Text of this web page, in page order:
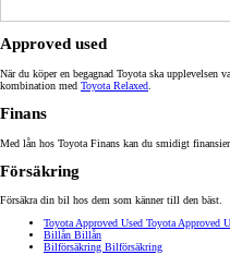
Approved used
När du köper en begagnad Toyota ska
kombination med Toyota Relaxed
Finans
Med lån hos Toyota Finans kan du smidigt
Försäkring
Försäkra din bil hos dem som känner till den bäst.
Toyota Approved Used Toyota Approved
Billån Billån
Bilförsäkring Bilförsäkring